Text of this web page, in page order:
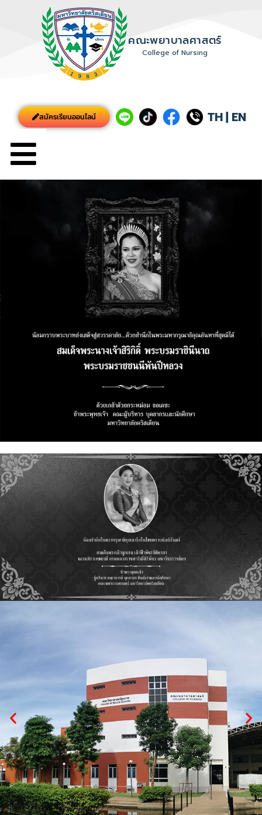
คณะพยาบาลศาสตร์
College of Nursing
สมัครเรียนออนไลน์ TH| EN